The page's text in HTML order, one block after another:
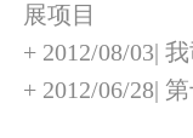
展项目
+ 2012/08/03|
+ 2012/06/28|